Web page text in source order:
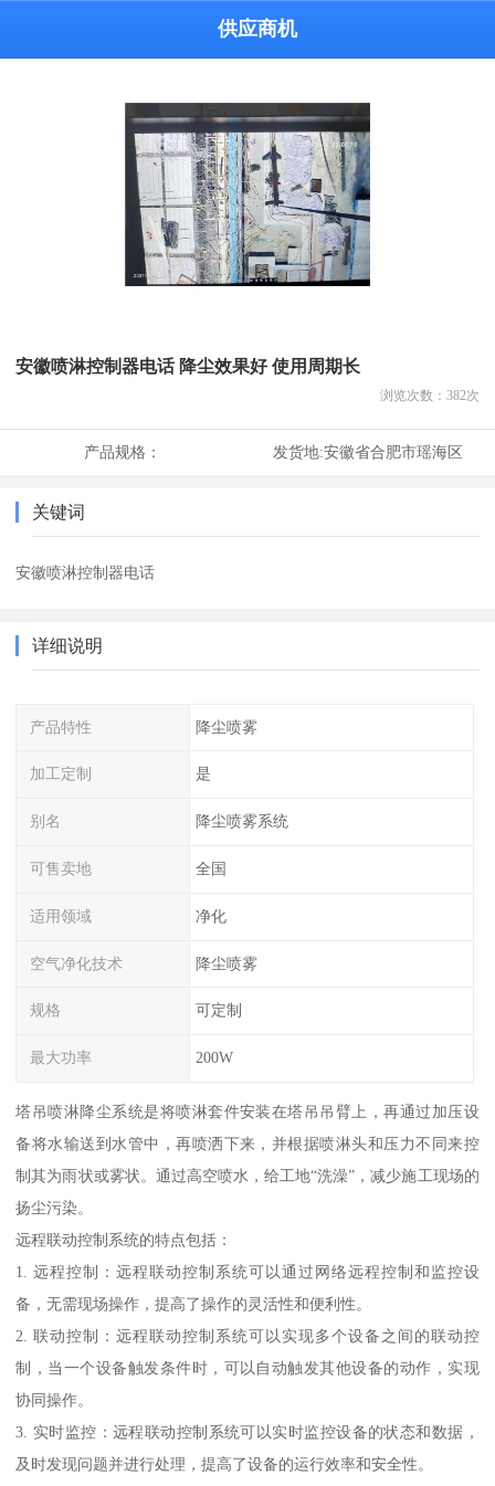
供应商机
安徽喷淋控制器电话 降尘效果好 使用周期长
浏览次数： 382次
产品规格： 发货地:安徽省合肥市瑶海区
关键词
安徽喷淋控制器电话
详细说明
产品特性 降尘喷雾
加工定制 是
别名 降尘喷雾系统
可售卖地 全国
适用领域 净化
空气净化技术 降尘喷雾
规格 可定制
最大功率 200W
塔吊喷淋降尘系统是将喷淋套件安装在塔吊吊臂上，再通过加压设
备将水输送到水管中，再喷洒下来，并根据喷淋头和压力不同来控
制其为雨状或雾状。通过高空喷水，给工地“洗澡”，减少施工现场的
扬尘污染。
远程联动控制系统的特点包括：
1. 远程控制：远程联动控制系统可以通过网络远程控制和监控设
备，无需现场操作，提高了操作的灵活性和便利性。
2. 联动控制：远程联动控制系统可以实现多个设备之间的联动控
制，当一个设备触发条件时，可以自动触发其他设备的动作，实现
协同操作。
3. 实时监控：远程联动控制系统可以实时监控设备的状态和数据，
及时发现问题并进行处理，提高了设备的运行效率和安全性。